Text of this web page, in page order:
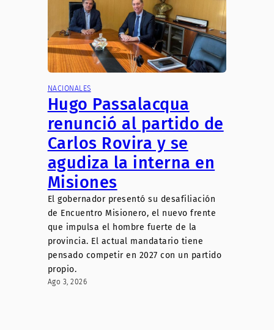
NACIONALES
Hugo Passalacqua
renunció al partido de
Carlos Rovira y se
agudiza la interna en
Misiones
El gobernador presentó su desafiliación
de Encuentro Misionero, el nuevo frente
que impulsa el hombre fuerte de la
provincia. El actual mandatario tiene
pensado competir en 2027 con un partido
propio.
Ago 3, 2026